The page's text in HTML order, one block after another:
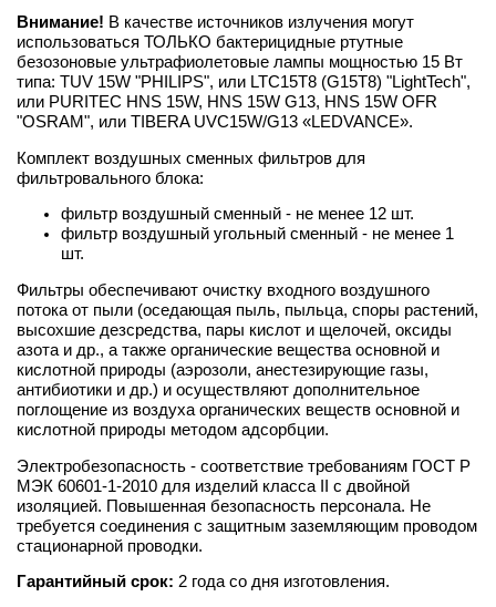
Внимание! В качестве источников излучения могут
использоваться ТОЛЬКО бактерицидные ртутные
безозоновые ультрафиолетовые лампы мощностью 15 Вт
типа: TUV 15W "PHILIPS", или LTC15T8 (G15T8) "LightTech",
или PURITEC HNS 15W, HNS 15W G13, HNS 15W OFR
"OSRAM", или TIBERA UVC15W/G13 «LEDVANCE».
Комплект воздушных сменных фильтров для
фильтровального блока:
фильтр воздушный сменный - не менее 12 шт.
фильтр воздушный угольный сменный - не менее 1
шт.
Фильтры обеспечивают очистку входного воздушного
потока от пыли (оседающая пыль, пыльца, споры растений,
высохшие дезсредства, пары кислот и щелочей, оксиды
азота и др., а также органические вещества основной и
кислотной природы (аэрозоли, анестезирующие газы,
антибиотики и др.) и осуществляют дополнительное
поглощение из воздуха органических веществ основной и
кислотной природы методом адсорбции.
Электробезопасность - соответствие требованиям ГОСТ Р
МЭК 60601-1-2010 для изделий класса II с двойной
изоляцией. Повышенная безопасность персонала. Не
требуется соединения с защитным заземляющим проводом
стационарной проводки.
Гарантийный срок: 2 года со дня изготовления.